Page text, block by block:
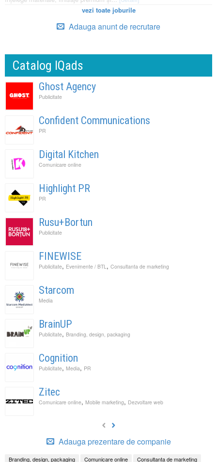
vezi toate joburile
Adauga anunt de recrutare
Catalog IQads
Ghost Agency
Publicitate
Confident Communications
PR
Digital Kitchen
Comunicare online
Highlight PR
PR
Rusu+Bortun
Publicitate
FINEWISE
Publicitate, Evenimente / BTL , Consultanta de marketing
Starcom
Media
BrainUP
Publicitate, Branding, design, packaging
Cognition
Publicitate, Media, PR
Zitec
Comunicare online, Mobile marketing, Dezvoltare web
Adauga prezentare de companie
Branding, design, packaging Comunicare online Consultanta de marketing